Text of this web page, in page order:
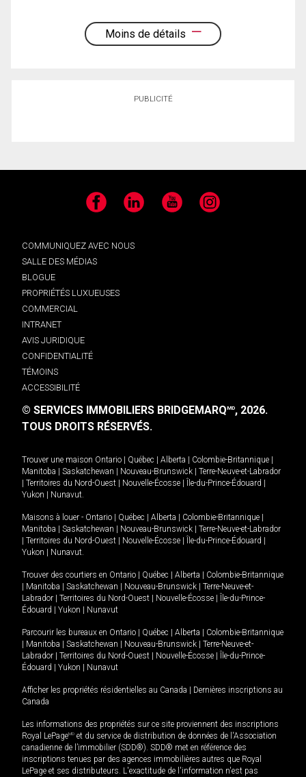
Moins de détails
PUBLICITÉ
Facebook LinkedIn YouTube Instagram
COMMUNIQUEZ AVEC NOUS
SALLE DES MÉDIAS
BLOGUE
PROPRIÉTÉS LUXUEUSES
COMMERCIAL
INTRANET
AVIS JURIDIQUE
CONFIDENTIALITÉ
TÉMOINS
ACCESSIBILITÉ
© SERVICES IMMOBILIERS BRIDGEMARQMD, 2026.
TOUS DROITS RÉSERVÉS.
Trouver une maison Ontario Québec Alberta Colombie-Britannique
Manitoba
Saskatchewan Nouveau-Brunswick
Terre-Neuve-et-Labrador
Territoires du Nord-Ouest Nouvelle-Écosse Île-du-Prince-Édouard
Yukon
Nunavut.
Maisons à louer - Ontario Québec Alberta Colombie-Britannique
Manitoba
Saskatchewan Nouveau-Brunswick
Terre-Neuve-et-Labrador
Territoires du Nord-Ouest Nouvelle-Écosse Île-du-Prince-Édouard
Yukon
Nunavut.
Trouver des courtiers en Ontario Québec Alberta
Colombie-Britannique
Manitoba Saskatchewan Nouveau-Brunswick
Terre-Neuve-et-
Labrador
Territoires du Nord-Ouest Nouvelle-Écosse
Île-du-Prince-
Édouard
Yukon Nunavut
Parcourir les bureaux en Ontario Québec Alberta
Colombie-Britannique
Manitoba Saskatchewan Nouveau-Brunswick
Terre-Neuve-et-
Labrador
Territoires du Nord-Ouest Nouvelle-Écosse
Île-du-Prince-
Édouard
Yukon Nunavut
Afficher les propriétés résidentielles au Canada
Dernières inscriptions au
Canada
Les informations des propriétés sur ce site proviennent des inscriptions
Royal LePageMD et du service de distribution de données de l'Association
canadienne de l’immobilier (SDD®). SDD® met en référence des
inscriptions tenues par des agences immobilières autres que Royal
LePage et ses distributeurs. L'exactitude de l'information n'est pas